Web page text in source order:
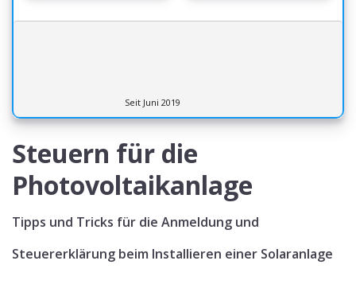
Ein Meilenstein in Steuerangelegenheiten sind
dieNeuregelungen für die Besteuerung von
Photovoltaikanlagen für 2022 und 2023.
enthaltenen bürokratischen Vereinfachungen
sollen Anreize schaffen, Photovoltaikanlagen zu
installieren. In diesem Artikel tauchen wir tief in
die Welt der PV-Anlagen und ihre steuerlichen
Aspekte ein, um sicherzustellen, dass Sie das
Beste aus Ihrer Anlage herausholen.